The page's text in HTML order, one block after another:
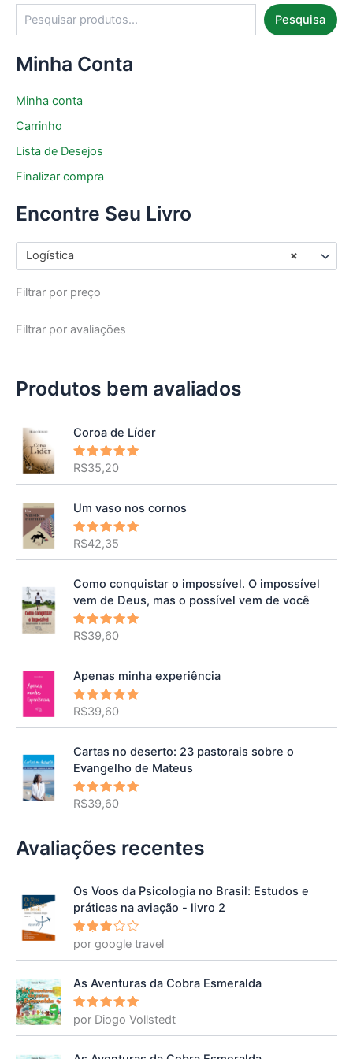
Pesquisa
Minha Conta
Minha conta
Carrinho
Lista de Desejos
Finalizar compra
Encontre Seu Livro
×
Logística
Filtrar por preço
Filtrar por avaliações
Produtos bem avaliados
Coroa de Líder
Avaliação
de 5
R$35,20
Um vaso nos cornos
Avaliação
de 5
R$42,35
Como conquistar o impossível. O impossível
vem de Deus, mas o possível vem de você
Avaliação
de 5
R$39,60
Apenas minha experiência
Avaliação
de 5
R$39,60
Cartas no deserto: 23 pastorais sobre o
Evangelho de Mateus
Avaliação
de 5
R$39,60
Avaliações recentes
Os Voos da Psicologia no Brasil: Estudos e
práticas na aviação - livro 2
Avalia
ção3
por google travel
As Aventuras da Cobra Esmeralda
Avaliação
5
por Diogo Vollstedt